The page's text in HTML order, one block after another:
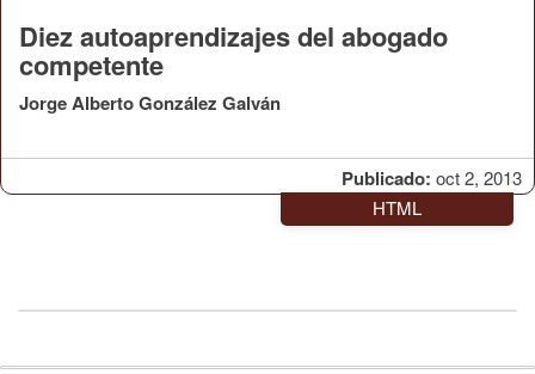
Publicado: oct 2, 2013
Diez autoaprendizajes del abogado
competente
Jorge Alberto González Galván
HTML